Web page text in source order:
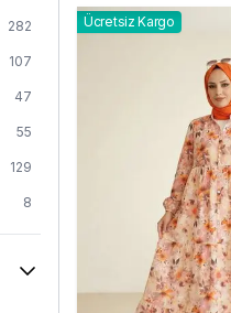
282
107
47
55
129
8
151
19
Ücretsiz Kargo